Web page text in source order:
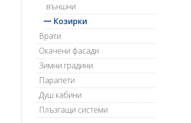
външни
Козирки
Врати
Окачени фасади
Зимни градини
Парапети
Душ кабини
Плъзгащи системи